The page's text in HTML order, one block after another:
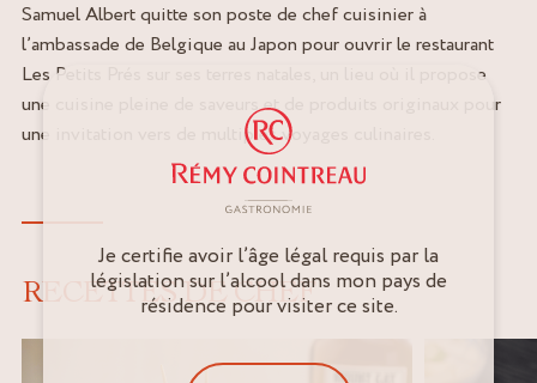
Samuel Albert quitte son poste de chef cuisinier à
l’ambassade de Belgique au Japon pour ouvrir le restaurant
Les Petits Prés sur ses terres natales, un lieu où il propose
une cuisine pleine de saveurs et de produits originaux pour
une invitation vers de multiples voyages culinaires.
RECETTES DE CHEF
Je certifie avoir l’âge légal requis par la
législation sur l’alcool dans mon pays de
résidence pour visiter ce site.